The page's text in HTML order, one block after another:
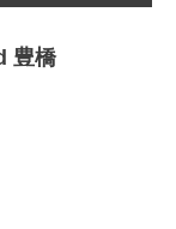
豊橋